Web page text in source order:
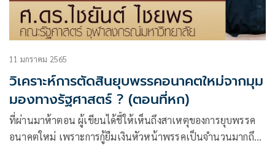
11 มกราคม 2565
วิเคราะห์การตัดสินยุบพรรคอนาคตใหม่จากมุม
มองทางรัฐศาสตร์ ? (ตอนที่หก)
ที่ผ่านมาห้าตอน ผู้เขียนได้ชี้ให้เห็นถึงสาเหตุของการยุบพรรค
อนาคตใหม่ เพราะการกู้ยืมเงินหัวหน้าพรรคเป็นจำนวนมากถึง